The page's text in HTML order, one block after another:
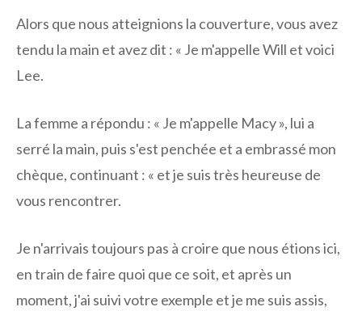
Alors que nous atteignions la couverture, vous avez
tendu la main et avez dit : « Je m'appelle Will et voici
Lee.
La femme a répondu : « Je m'appelle Macy », lui a
serré la main, puis s'est penchée et a embrassé mon
chèque, continuant : « et je suis très heureuse de
vous rencontrer.
Je n'arrivais toujours pas à croire que nous étions ici,
en train de faire quoi que ce soit, et après un
moment, j'ai suivi votre exemple et je me suis assis,